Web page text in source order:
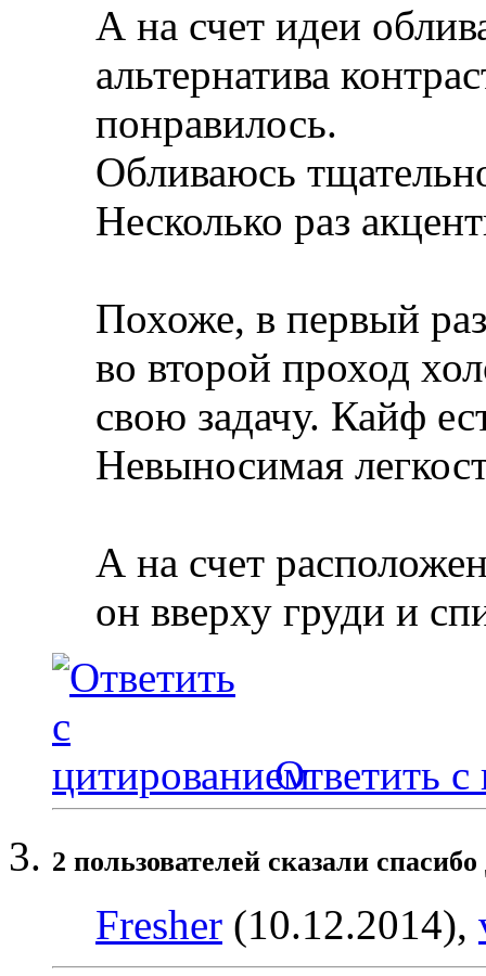
А на счет идеи
альтернатива
понравилось.
Обливаюсь
Несколько раз
Похоже, в первый
во второй проход
свою задачу. Кайф
Невыносимая
А на счет
он вверху груди и
Ответить с
2 пользователей сказали
Fresher (10.12.2014),